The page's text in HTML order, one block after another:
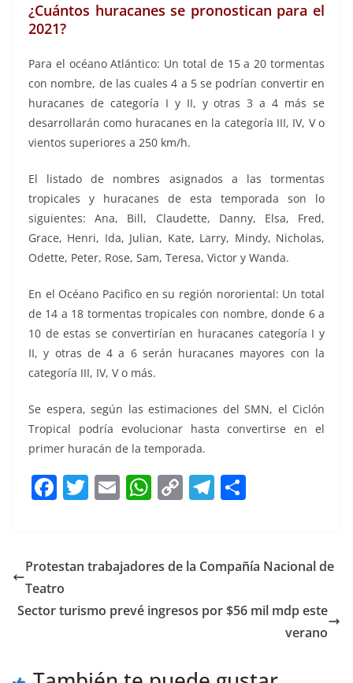
¿Cuántos huracanes se pronostican para el
2021?
Para el océano Atlántico: Un total de 15 a 20 tormentas
con nombre, de las cuales 4 a 5 se podrían convertir en
huracanes de categoría I y II, y otras 3 a 4 más se
desarrollarán como huracanes en la categoría III, IV, V o
vientos superiores a 250 km/h.
El listado de nombres asignados a las tormentas
tropicales y huracanes de esta temporada son lo
siguientes: Ana, Bill, Claudette, Danny, Elsa, Fred,
Grace, Henri, Ida, Julian, Kate, Larry, Mindy, Nicholas,
Odette, Peter, Rose, Sam, Teresa, Victor y Wanda.
En el Océano Pacifico en su región nororiental: Un total
de 14 a 18 tormentas tropicales con nombre, donde 6 a
10 de estas se convertirían en huracanes categoría I y
II, y otras de 4 a 6 serán huracanes mayores con la
categoría III, IV, V o más.
Se espera, según las estimaciones del SMN, el Ciclón
Tropical podría evolucionar hasta convertirse en el
primer huracán de la temporada.
F
e
b
o
T
er
E
l
W
s
p
C
y
n
T
gr
m
e
Protestan trabajadores de la Compañía Nacional de
Teatro
Sector turismo prevé ingresos por $56 mil mdp este
verano